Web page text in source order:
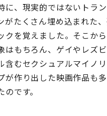
に、現実的ではないトラ
がたくさん埋め込まれた
クを覚えました。そこか
はもちろん、ゲイやレズ
含むセクシュアルマイノ
が作り出した映画作品も
です。